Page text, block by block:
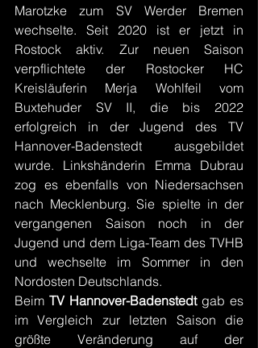
Marotzke zum SV Werder Bremen
wechselte. Seit 2020 ist er jetzt in
Rostock aktiv. Zur neuen Saison
verpflichtete der Rostocker HC
Kreisläuferin Merja Wohlfeil vom
Buxtehuder SV II, die bis 2022
erfolgreich in der Jugend des TV
Hannover-Badenstedt ausgebildet
wurde. Linkshänderin Emma Dubrau
zog es ebenfalls von Niedersachsen
nach Mecklenburg. Sie spielte in der
vergangenen Saison noch in der
Jugend und dem Liga-Team des TVHB
und wechselte im Sommer in den
Nordosten Deutschlands.
Beim TV Hannover-Badenstedt gab es
im Vergleich zur letzten Saison die
größte Veränderung auf der